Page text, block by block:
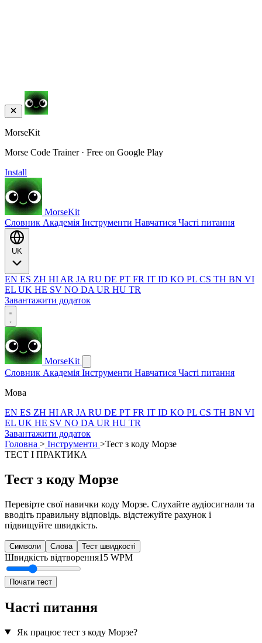
MorseKit
Morse Code Trainer · Free on Google Play
Install
MorseKit
Словник Академія Інструменти Навчатися Часті питання
EN ES ZH HI AR JA RU DE PT FR IT ID KO PL CS TH BN VI
EL UK HE SV NO DA UR HU TR
Завантажити додаток
MorseKit
Словник Академія Інструменти Навчатися Часті питання
Мова
EN ES ZH HI AR JA RU DE PT FR IT ID KO PL CS TH BN VI
EL UK HE SV NO DA UR HU TR
Завантажити додаток
Головна > Інструменти >Тест з коду Морзе
ТЕСТ І ПРАКТИКА
Тест з коду Морзе
Перевірте свої навички коду Морзе. Слухайте аудіосигнали та
вводіть правильну відповідь. відстежуйте рахунок і
підвищуйте швидкість.
Символи Слова Тест швидкості
Швидкість відтворення15 WPM
Почати тест
Часті питання
Як працює тест з коду Морзе?